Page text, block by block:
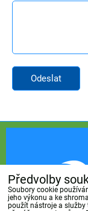
Odeslat
Předvolby
Soubory cookie
jeho výkonu a ke
použít nástroje a